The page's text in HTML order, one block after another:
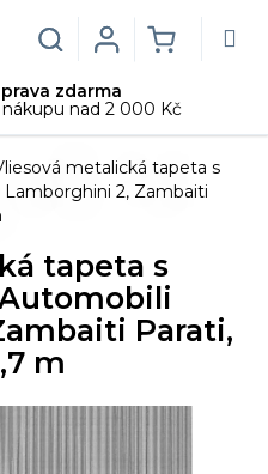
zdarma
nad 2 000 Kč
Hledat
KOŠÍK
Login
metalická tapeta s
2, Zambaiti
tapeta s
Automobili
Parati,
m